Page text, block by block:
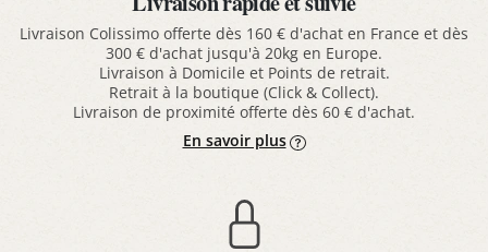
Livraison Colissimo offerte dès 160 € d'achat en France et dès
300 € d'achat jusqu'à 20kg en Europe.
Livraison à Domicile et Points de retrait.
Retrait à la boutique (Click & Collect).
Livraison de proximité offerte dès 60 € d'achat.
En savoir plus